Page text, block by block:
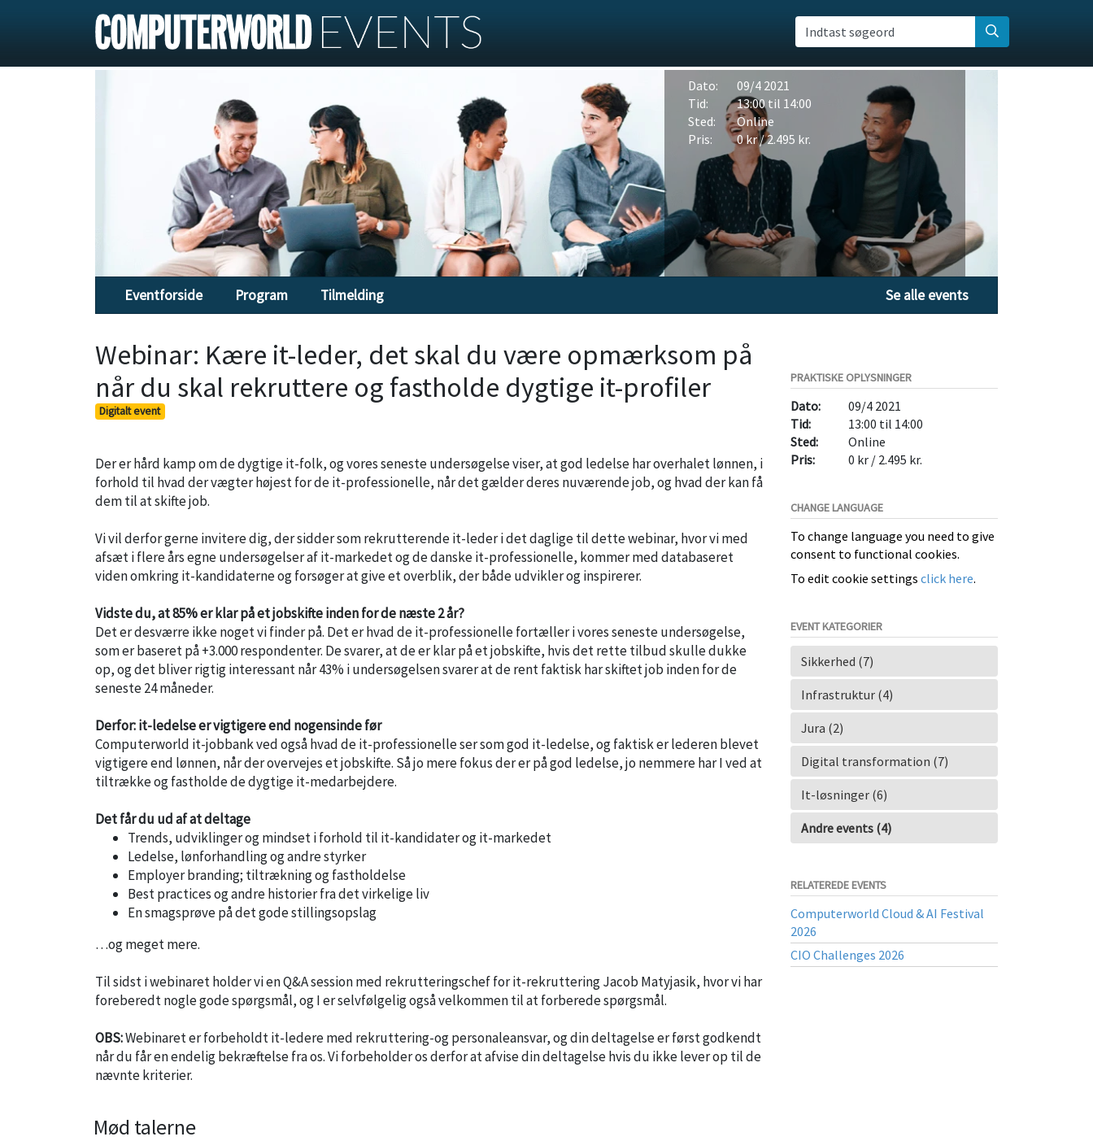
Indtast søgeord
Dato:
09/4 2021
Tid:
13:00 til 14:00
Sted:
Online
Pris:
0 kr / 2.495 kr.
Eventforside Program Tilmelding Se alle events
Webinar: Kære it-leder, det skal du være opmærksom på
når du skal rekruttere og fastholde dygtige it-profiler
Digitalt event
Der er hård kamp om de dygtige it-folk, og vores seneste undersøgelse viser, at god ledelse har overhalet lønnen, i
forhold til hvad der vægter højest for de it-professionelle, når det gælder deres nuværende job, og hvad der kan få
dem til at skifte job.
Vi vil derfor gerne invitere dig, der sidder som rekrutterende it-leder i det daglige til dette webinar, hvor vi med
afsæt i flere års egne undersøgelser af it-markedet og de danske it-professionelle, kommer med databaseret
viden omkring it-kandidaterne og forsøger at give et overblik, der både udvikler og inspirerer.
Vidste du, at 85% er klar på et jobskifte inden for de næste 2 år?
Det er desværre ikke noget vi finder på. Det er hvad de it-professionelle fortæller i vores seneste undersøgelse,
som er baseret på +3.000 respondenter. De svarer, at de er klar på et jobskifte, hvis det rette tilbud skulle dukke
op, og det bliver rigtig interessant når 43% i undersøgelsen svarer at de rent faktisk har skiftet job inden for de
seneste 24 måneder.
Derfor: it-ledelse er vigtigere end nogensinde før
Computerworld it-jobbank ved også hvad de it-professionelle ser som god it-ledelse, og faktisk er lederen blevet
vigtigere end lønnen, når der overvejes et jobskifte. Så jo mere fokus der er på god ledelse, jo nemmere har I ved at
tiltrække og fastholde de dygtige it-medarbejdere.
Det får du ud af at deltage
Trends, udviklinger og mindset i forhold til it-kandidater og it-markedet
Ledelse, lønforhandling og andre styrker
Employer branding; tiltrækning og fastholdelse
Best practices og andre historier fra det virkelige liv
En smagsprøve på det gode stillingsopslag
…og meget mere.
Til sidst i webinaret holder vi en Q&A session med rekrutteringschef for it-rekruttering Jacob Matyjasik, hvor vi har
foreberedt nogle gode spørgsmål, og I er selvfølgelig også velkommen til at forberede spørgsmål.
OBS:Webinaret er forbeholdt it-ledere med rekruttering-og personaleansvar, og din deltagelse er først godkendt
når du får en endelig bekræftelse fra os. Vi forbeholder os derfor at afvise din deltagelse hvis du ikke lever op til de
nævnte kriterier.
Mød talerne
PRAKTISKE OPLYSNINGER
Dato:
09/4 2021
Tid:
13:00 til 14:00
Sted:
Online
Pris:
0 kr / 2.495 kr.
CHANGE LANGUAGE
To change language you need to give
consent to functional cookies.
To edit cookie settings click here.
EVENT KATEGORIER
Sikkerhed (7)
Infrastruktur (4)
Jura (2)
Digital transformation (7)
It-løsninger (6)
Andre events (4)
RELATEREDE EVENTS
Computerworld Cloud & AI Festival
2026
CIO Challenges 2026